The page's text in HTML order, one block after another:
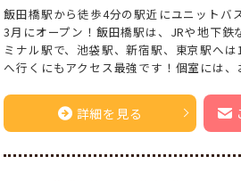
飯田橋駅から徒歩4分の駅近にユニットバ
3月にオープン！飯田橋駅は、JRや地下鉄
ミナル駅で、池袋駅、新宿駅、東京駅へ
へ行くにもアクセス最強です！個室には、
詳細を見る